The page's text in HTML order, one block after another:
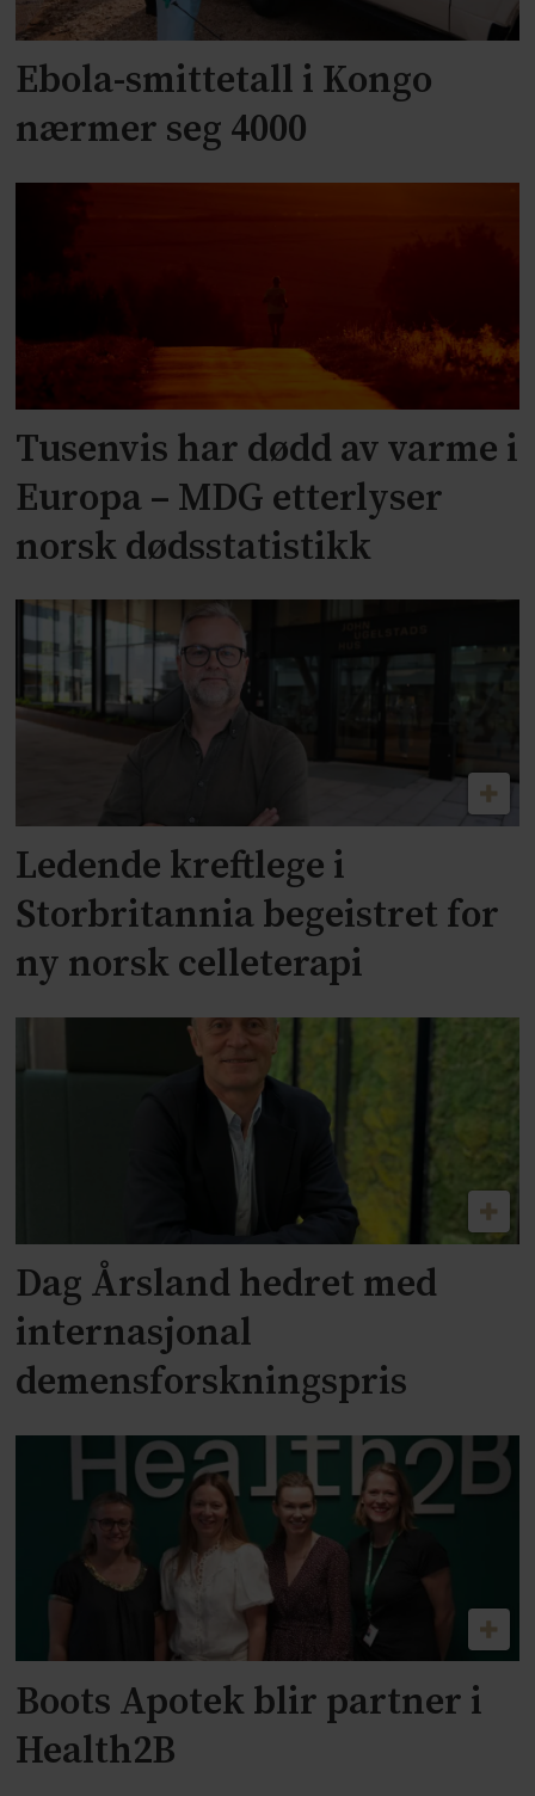
Ebola-smittetall i Kongo
nærmer seg 4000
Tusenvis har dødd av varme i
Europa – MDG etterlyser
norsk dødsstatistikk
Ledende kreftlege i
Storbritannia begeistret for
ny norsk celleterapi
Dag Årsland hedret med
internasjonal
demensforskningspris
Boots Apotek blir partner i
Health2B